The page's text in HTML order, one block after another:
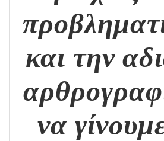
και την
να